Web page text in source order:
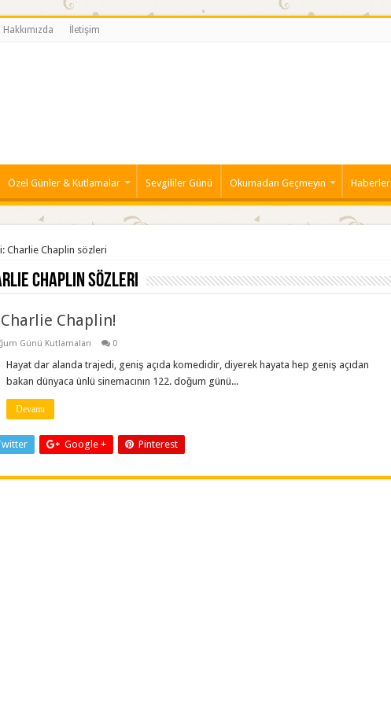
Hakkımızda İletişim
Özel Günler & Kutlamalar Sevgililer Günü Okumadan Geçmeyin Haberler
Charlie Chaplin sözleri
Chaplin sözleri
Chaplin!
Günü Kutlamaları 0
Hayat dar alanda trajedi, geniş açıda komedidir, diyerek hayata hep geniş açıdan
bakan dünyaca ünlü sinemacının 122. doğum günü...
Devamı
Google + Pinterest